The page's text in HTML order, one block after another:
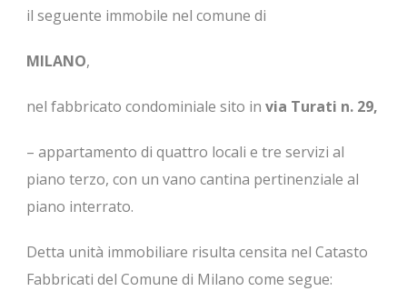
il seguente immobile nel comune di
MILANO,
nel fabbricato condominiale sito in via Turati n. 29,
– appartamento di quattro locali e tre servizi al
piano terzo, con un vano cantina pertinenziale al
piano interrato.
Detta unità immobiliare risulta censita nel Catasto
Fabbricati del Comune di Milano come segue: